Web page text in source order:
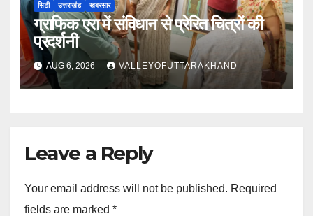
सिटी उत्तराखंड खबरसार
ग्राफिक एरा में संविधान से प्रेरित चित्रों की
प्रदर्शनी
AUG 6, 2026 VALLEYOFUTTARAKHAND
Leave a Reply
Your email address will not be published. Required
fields are marked *